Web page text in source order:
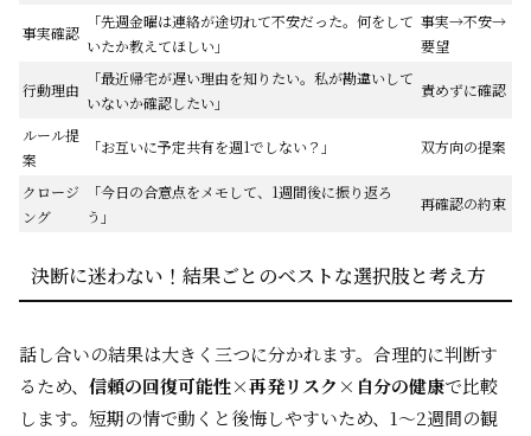
事実確認
「先週金曜は連絡が途切れて不安だった。何をして
いたか教えてほしい」
事実→不安→
要望
行動理由
「最近帰宅が遅い理由を知りたい。私が勘違いして
いないか確認したい」
責めずに確認
ルール提
案
「お互いに予定共有を週1でしない？」 双方向の提案
クロージ
ング
「今日の合意点をメモして、1週間後に振り返ろ
う」
再確認の約束
決断に迷わない！結果ごとのベストな選択肢と考え方
話し合いの結果は大きく三つに分かれます。合理的に判断す
るため、 信頼の回復可能性×再発リスク×自分の健康で比較
します。短期の情で動くと後悔しやすいため、1〜2週間の観